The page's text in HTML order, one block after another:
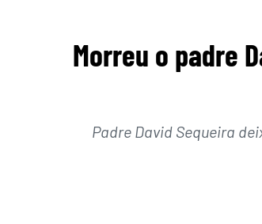
Morreu o padre
Padre David Sequeira